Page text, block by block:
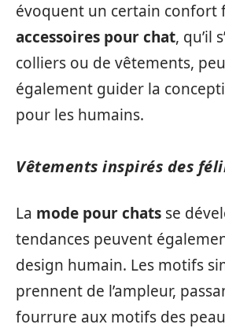
évoquent un certain confort
accessoires pour chat, qu’il
colliers ou de vêtements,
également guider la
pour les humains.
Vêtements inspirés des
La mode pour chats se
tendances peuvent
design humain. Les motifs
prennent de l’ampleur,
fourrure aux motifs des